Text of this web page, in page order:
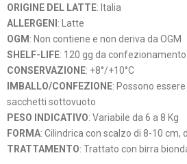
ORIGINE DEL LATTE: Italia
ALLERGENI: Latte
OGM: Non contiene e non deriva da OGM
SHELF-LIFE: 120 gg da confezionamento
CONSERVAZIONE: +8°/+10°C
IMBALLO/CONFEZIONE: Possono
sacchetti sottovuoto
PESO INDICATIVO: Variabile da 6 a 8 Kg
FORMA: Cilindrica con scalzo di 8-10 cm,
TRATTAMENTO: Trattato con birra